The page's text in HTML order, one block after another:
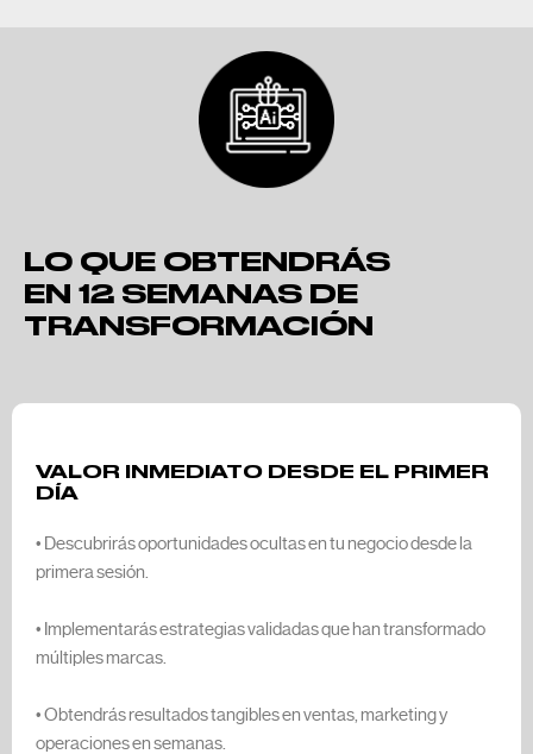
LO QUE OBTENDRÁS
EN 12 SEMANAS DE
TRANSFORMACIÓN
VALOR INMEDIATO DESDE EL PRIMER
DÍA
• Descubrirás oportunidades ocultas en tu negocio desde la
primera sesión.
• Implementarás estrategias validadas que han transformado
múltiples marcas.
• Obtendrás resultados tangibles en ventas, marketing y
operaciones en semanas.